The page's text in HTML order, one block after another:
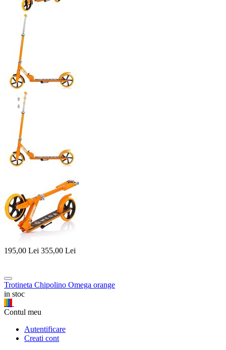
195,00 Lei 355,00 Lei
Trotineta Chipolino Omega orange
in stoc
Contul meu
Autentificare
Creati cont